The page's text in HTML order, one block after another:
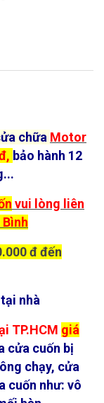
chữa Motor
bảo hành 12
vui lòng liên
đ đến
nhà
TP.HCM giá
cửa cuốn bị
chạy, cửa
cuốn như: vô